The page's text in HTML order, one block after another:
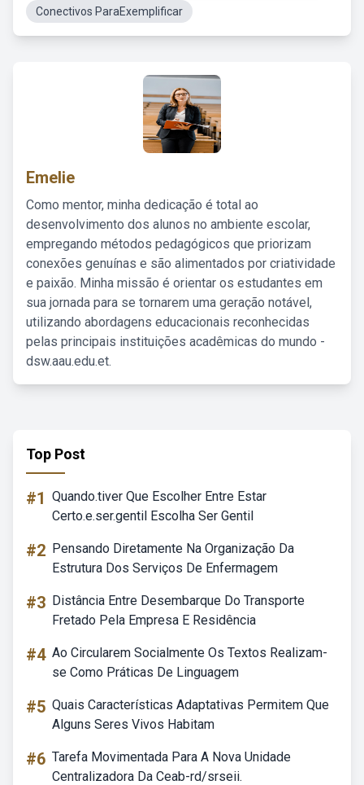
Conectivos ParaExemplificar
Emelie
Como mentor, minha dedicação é total ao
desenvolvimento dos alunos no ambiente escolar,
empregando métodos pedagógicos que priorizam
conexões genuínas e são alimentados por criatividade
e paixão. Minha missão é orientar os estudantes em
sua jornada para se tornarem uma geração notável,
utilizando abordagens educacionais reconhecidas
pelas principais instituições acadêmicas do mundo -
dsw.aau.edu.et.
Top Post
#1 Quando.tiver Que Escolher Entre Estar
Certo.e.ser.gentil Escolha Ser Gentil
#2 Pensando Diretamente Na Organização Da
Estrutura Dos Serviços De Enfermagem
#3 Distância Entre Desembarque Do Transporte
Fretado Pela Empresa E Residência
#4 Ao Circularem Socialmente Os Textos Realizam-
se Como Práticas De Linguagem
#5 Quais Características Adaptativas Permitem Que
Alguns Seres Vivos Habitam
#6 Tarefa Movimentada Para A Nova Unidade
Centralizadora Da Ceab-rd/srseii.